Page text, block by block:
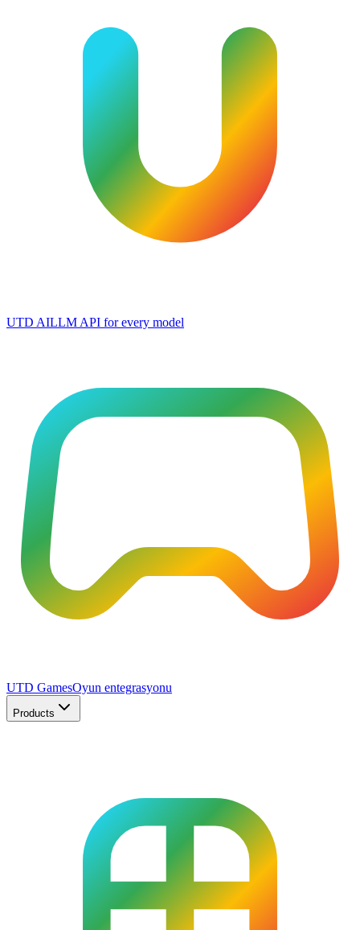
UTD AILLM API for every model
UTD GamesOyun entegrasyonu
Products